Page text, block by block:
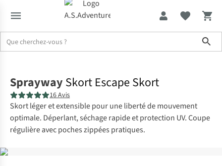
Sprayway Skort Escape Skort
16 Avis
Skort léger et extensible pour une liberté de mouvement
optimale. Déperlant, séchage rapide et protection UV. Coupe
régulière avec poches zippées pratiques.